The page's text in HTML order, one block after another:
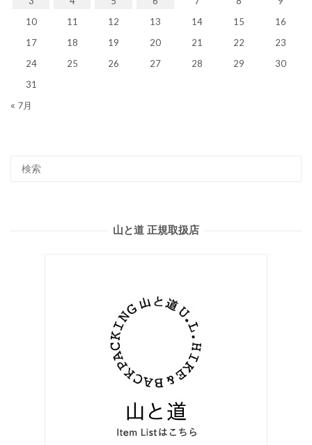
10
11 12 13 14 15
16
17
18 19 20 21 22
23
24
25 26 27 28 29
30
31
« 7月
山と道 正規取扱店